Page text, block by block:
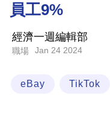
業
科
員工9%
經濟一週編輯部
職場 Jan 24 2024
eBay TikTok